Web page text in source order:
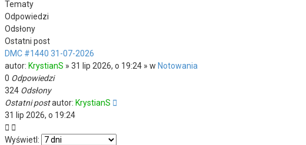
Tematy
Odpowiedzi
Odsłony
Ostatni post
DMC #1440 31-07-2026
autor: KrystianS » 31 lip 2026, o 19:24 » w Notowania
0 Odpowiedzi
324 Odsłony
Ostatni postautor: KrystianS
31 lip 2026, o 19:24
Wyświetl: